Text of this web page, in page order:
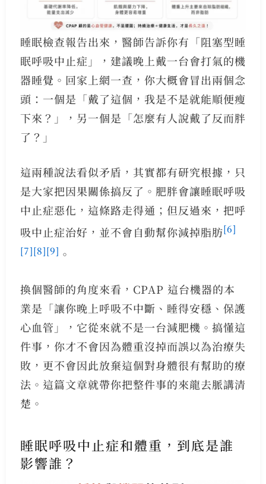
睡眠檢查報告出來，醫師告訴你有「阻塞型睡
眠呼吸中止症」，建議晚上戴一台會打氣的機
器睡覺。回家上網一查，你大概會冒出兩個念
頭：一個是「戴了這個，我是不是就能順便瘦
下來？」，另一個是「怎麼有人說戴了反而胖
了？」
這兩種說法看似矛盾，其實都有研究根據，只
是大家把因果關係搞反了。肥胖會讓睡眠呼吸
中止症惡化，這條路走得通；但反過來，把呼
吸中止症治好，並不會自動幫你減掉脂肪[6]
[7][8][9] 。
換個醫師的角度來看，CPAP 這台機器的本
業是「讓你晚上呼吸不中斷、睡得安穩、保護
心血管」，它從來就不是一台減肥機。搞懂這
件事，你才不會因為體重沒掉而誤以為治療失
敗，更不會因此放棄這個對身體很有幫助的療
法。這篇文章就帶你把整件事的來龍去脈講清
楚。
睡眠呼吸中止症和體重，到底是誰
影響誰？